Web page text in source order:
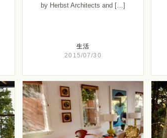
by Herbst Architects and […]
生活
2015/07/30